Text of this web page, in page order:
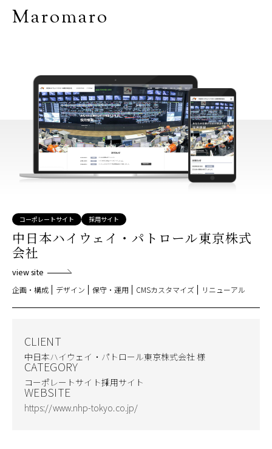
Maromaro
コーポレートサイト 採用サイト
中日本ハイウェイ・パトロール東京株式
会社
view site
企画・構成 デザイン 保守・運用 CMSカスタマイズ リニューアル
CLIENT
中日本ハイウェイ・パトロール東京株式会社 様
CATEGORY
コーポレートサイト採用サイト
WEBSITE
https://www.nhp-tokyo.co.jp/